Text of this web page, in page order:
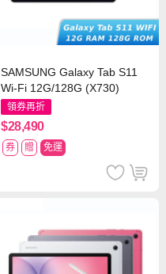
SAMSUNG Galaxy Tab S11
Wi-Fi 12G/128G (X730)
領券再折
$28,490
券 贈 免運